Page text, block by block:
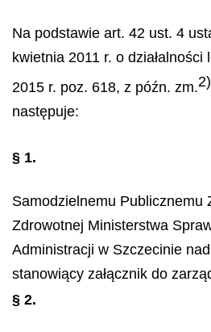
Na podstawie art. 42 ust. 4
kwietnia 2011 r. o
2015 r. poz. 618, z późn. zm.2)
następuje:
§ 1.
Samodzielnemu Publicznemu
Zdrowotnej Ministerstwa
Administracji w Szczecinie
stanowiący załącznik do
§ 2.